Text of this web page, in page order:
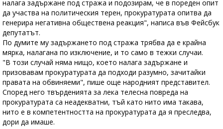
налага задържане под стража и подозирам, че в пореден опит
да участва на политическия терен, прокуратурата опитва да
генерира негативна обществена реакция", написа във Фейсбук
депутатът.
По думите му задържането под стража трябва да е крайна
мярка, налагана по изключение, и то само в тежки случаи.
"В този случай няма нищо, което налага задържане и
призовавам прокуратурата да подходи разумно, зачитайки
правата на обвиняеми", пише още народният представител.
Според него твърденията за лека телесна повреда на
прокуратурата са неадекватни, тъй като нито има такава,
нито е в компетентността на прокуратурата да я преследва,
дори да имаше.